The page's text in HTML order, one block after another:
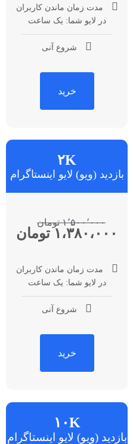
مدت زمان ماندن کاربران
در لایو شما: یک ساعت
شروع آنی
خرید
۲K
بازدید (ویو) لایو اینستاگرام
۱٬۵۰۰٬۰۰۰ تومان
۱،۳۸۰،۰۰۰ تومان
مدت زمان ماندن کاربران
در لایو شما: یک ساعت
شروع آنی
خرید
۱۰K
بازدید (ویو) لایو اینستاگرام